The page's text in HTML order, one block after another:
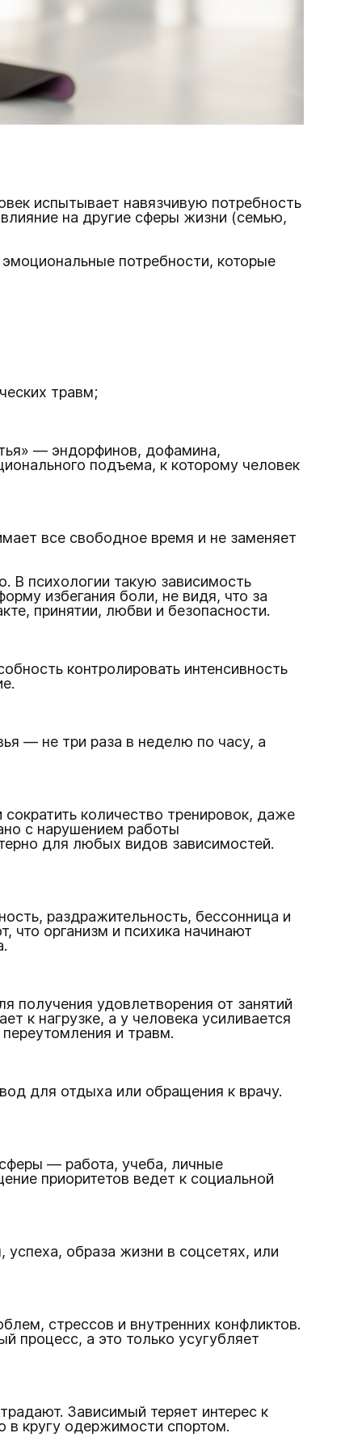
испытывает навязчивую потребность
на другие сферы жизни (семью,
эмоциональные потребности, которые
травм;
— эндорфинов, дофамина,
подъема, к которому человек
все свободное время и не заменяет
В психологии такую зависимость
избегания боли, не видя, что за
принятии, любви и безопасности.
контролировать интенсивность
— не три раза в неделю по часу, а
количество тренировок, даже
с нарушением работы
для любых видов зависимостей.
раздражительность, бессонница и
организм и психика начинают
получения удовлетворения от занятий
к нагрузке, а у человека усиливается
и травм.
для отдыха или обращения к врачу.
— работа, учеба, личные
приоритетов ведет к социальной
образа жизни в соцсетях, или
стрессов и внутренних конфликтов.
процесс, а это только усугубляет
Зависимый теряет интерес к
в кругу одержимости спортом.